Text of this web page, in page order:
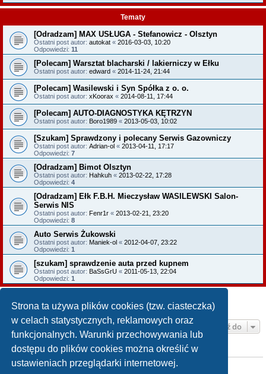
Strona ta używa plików cookies (tzw. ciasteczka)
w celach statystycznych, reklamowych oraz
funkcjonalnych. Warunki przechowywania lub
dostępu do plików cookies można określić w
ustawieniach przeglądarki internetowej.
Tematy
[Odradzam] MAX USŁUGA - Stefanowicz - Olsztyn
Ostatni post autor: autokat « 2016-03-03, 10:20
Odpowiedzi: 11
[Polecam] Warsztat blacharski / lakierniczy w Ełku
Ostatni post autor: edward « 2014-11-24, 21:44
[Polecam] Wasilewski i Syn Spółka z o. o.
Ostatni post autor: xKoorax « 2014-08-11, 17:44
[Polecam] AUTO-DIAGNOSTYKA KĘTRZYN
Ostatni post autor: Boro1989 « 2013-05-03, 10:02
[Szukam] Sprawdzony i polecany Serwis Gazowniczy
Ostatni post autor: Adrian-ol « 2013-04-11, 17:17
Odpowiedzi: 7
[Odradzam] Bimot Olsztyn
Ostatni post autor: Hahkuh « 2013-02-22, 17:28
Odpowiedzi: 4
[Odradzam] Ełk F.B.H. Mieczysław WASILEWSKI Salon-
Serwis NIS
Ostatni post autor: Fenr1r « 2013-02-21, 23:20
Odpowiedzi: 8
Auto Serwis Żukowski
Ostatni post autor: Maniek-ol « 2012-04-07, 23:22
Odpowiedzi: 1
[szukam] sprawdzenie auta przed kupnem
Ostatni post autor: BaSsGrU « 2011-05-13, 22:04
Odpowiedzi: 1
Tematy: 9 • Strona1z1
Przejdź do
TWOJE UPRAWNIENIA NA TYM FORUM
Nie możesztworzyć nowych tematów